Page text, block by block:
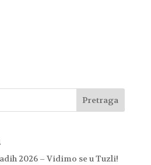
2026 – Vidimo se u Tuzli!